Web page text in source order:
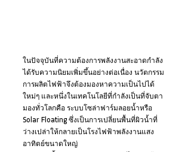
ในปัจจุบันที่ความต้องการพลังงานสะอาดกำลัง
ได้รับความนิยมเพิ่มขึ้นอย่างต่อเนื่อง นวัตกรรม
การผลิตไฟฟ้าจึงต้องมองหาความเป็นไปได้
ใหม่ๆ และหนึ่งในเทคโนโลยีที่กำลังเป็นที่จับตา
มองทั่วโลกคือ ระบบโซล่าฟาร์มลอยน้ำหรือ
Solar Floating ซึ่งเป็นการเปลี่ยนพื้นที่ผิวน้ำที่
ว่างเปล่าให้กลายเป็นโรงไฟฟ้าพลังงานแสง
อาทิตย์ขนาดใหญ่